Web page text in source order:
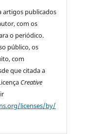
artigos publicados
com os
o periódico.
público, os
com
que citada a
Creative
licenses/by/